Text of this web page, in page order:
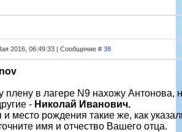
2016, 06:49:33 | Сообщение # 38
плену в лагере N9 нахожу Антонова,
- Николай Иванович.
место рождения такие же, как
имя и отчество Вашего отца.